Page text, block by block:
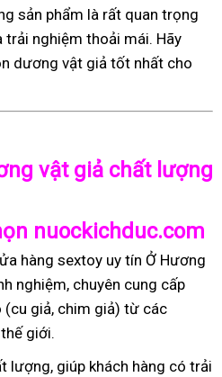
sản phẩm là rất quan trọng
nghiệm thoải mái. Hãy
dương vật giả tốt nhất cho
vật giả chất lượng
nuockichduc.com
hàng sextoy uy tín Ở Hương
nghiệm, chuyên cung cấp
giả, chim giả) từ các
giới.
lượng, giúp khách hàng có trải